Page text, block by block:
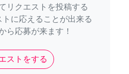
リクエストを投稿する
トに応えることが出来る
ら応募が来ます！
ストをする